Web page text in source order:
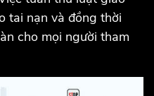
tai nạn và đồng thời
cho mọi người tham